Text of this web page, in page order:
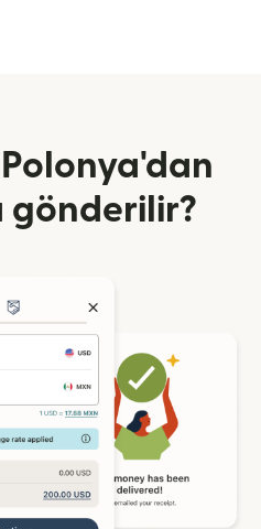
gönderilir?